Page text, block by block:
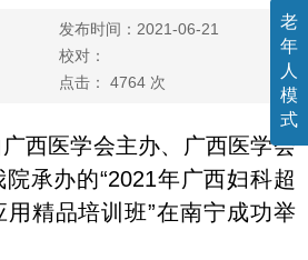
老
年
人
模
式
发布时间：2021-06-21
校对：
点击： 4764 次
西医学会主办、广西医学会
承办的“2021年广西妇科超
精品培训班”在南宁成功举